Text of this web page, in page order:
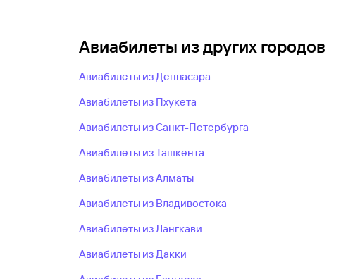
Авиабилеты из других городов
Авиабилеты из Денпасара
Авиабилеты из Пхукета
Авиабилеты из Санкт-Петербурга
Авиабилеты из Ташкента
Авиабилеты из Алматы
Авиабилеты из Владивостока
Авиабилеты из Лангкави
Авиабилеты из Дакки